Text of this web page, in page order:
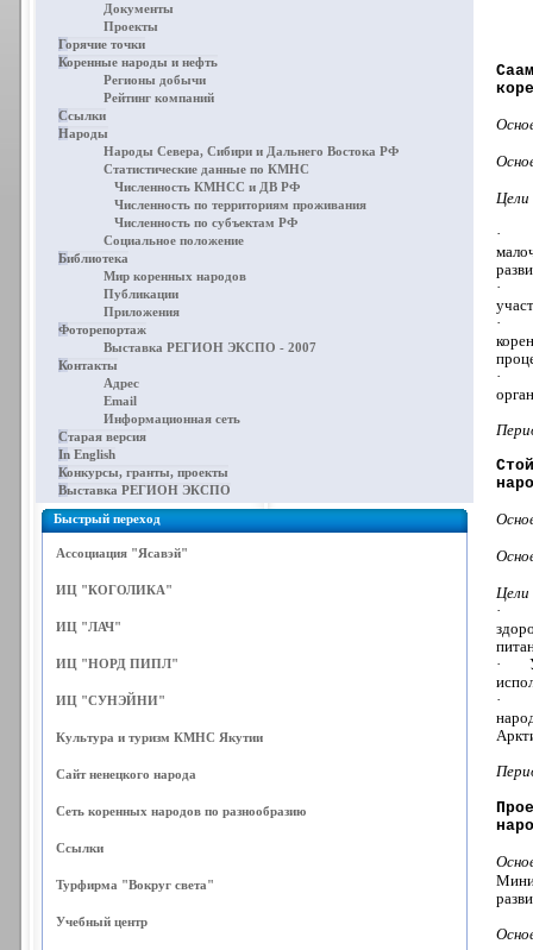
Документы
Проекты
Горячие точки
Коренные народы и нефть
Регионы добычи
Рейтинг компаний
Ссылки
Народы
Народы Севера, Сибири и Дальнего Востока РФ
Статистические данные по КМНС
Численность КМНСС и ДВ РФ
Численность по территориям проживания
Численность по субъектам РФ
Социальное положение
Библиотека
Мир коренных народов
Публикации
Приложения
Фоторепортаж
Выставка РЕГИОН ЭКСПО - 2007
Контакты
Адрес
Email
Информационная сеть
Старая версия
In English
Конкурсы, гранты, проекты
Выставка РЕГИОН ЭКСПО
Быстрый переход
Ассоциация "Ясавэй"
ИЦ "КОГОЛИКА"
ИЦ "ЛАЧ"
ИЦ "НОРД ПИПЛ"
ИЦ "СУНЭЙНИ"
Культура и туризм КМНС Якутии
Сайт ненецкого народа
Сеть коренных народов по разнообразию
Ссылки
Турфирма "Вокруг света"
Учебный центр
Цели
·
·
·
·
Цели
·
·
·